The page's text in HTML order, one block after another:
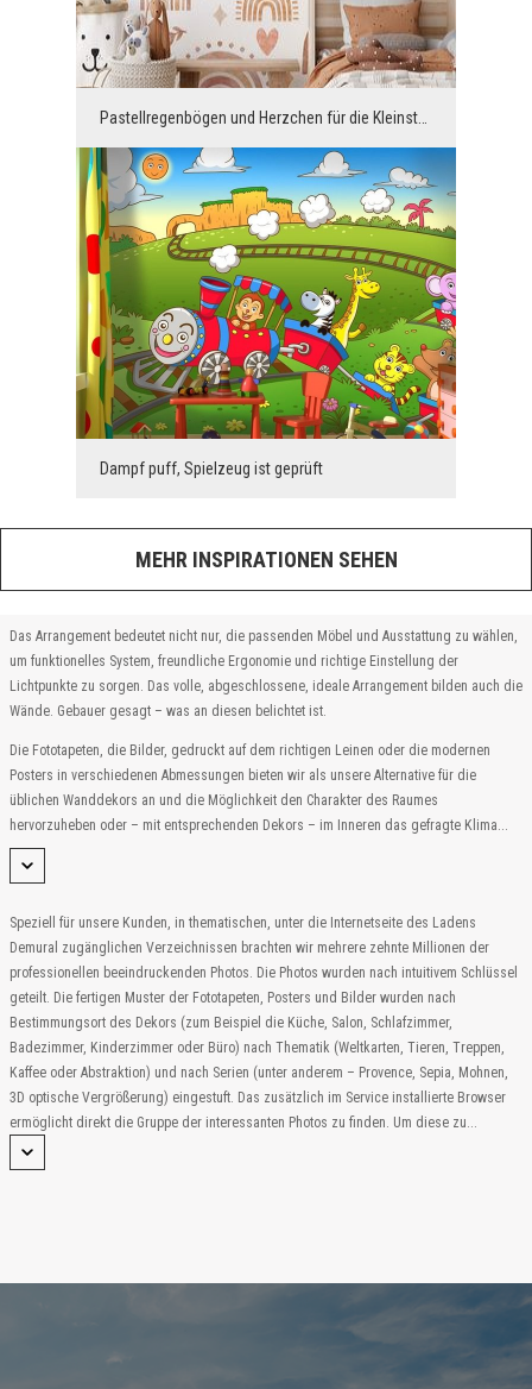
Dampf puff, Spielzeug ist geprüft
MEHR INSPIRATIONEN SEHEN
Das Arrangement bedeutet nicht nur, die passenden Möbel und Ausstattung zu wählen,
um funktionelles System, freundliche Ergonomie und richtige Einstellung der
Lichtpunkte zu sorgen. Das volle, abgeschlossene, ideale Arrangement bilden auch die
Wände. Gebauer gesagt – was an diesen belichtet ist.
Die Fototapeten, die Bilder, gedruckt auf dem richtigen Leinen oder die modernen
Posters in verschiedenen Abmessungen bieten wir als unsere Alternative für die
üblichen Wanddekors an und die Möglichkeit den Charakter des Raumes
hervorzuheben oder – mit entsprechenden Dekors – im Inneren das gefragte Klima...
Speziell für unsere Kunden, in thematischen, unter die Internetseite des Ladens
Demural zugänglichen Verzeichnissen brachten wir mehrere zehnte Millionen der
professionellen beeindruckenden Photos. Die Photos wurden nach intuitivem Schlüssel
geteilt. Die fertigen Muster der Fototapeten, Posters und Bilder wurden nach
Bestimmungsort des Dekors (zum Beispiel die Küche, Salon, Schlafzimmer,
Badezimmer, Kinderzimmer oder Büro) nach Thematik (Weltkarten, Tieren, Treppen,
Kaffee oder Abstraktion) und nach Serien (unter anderem – Provence, Sepia, Mohnen,
3D optische Vergrößerung) eingestuft. Das zusätzlich im Service installierte Browser
ermöglicht direkt die Gruppe der interessanten Photos zu finden. Um diese zu...